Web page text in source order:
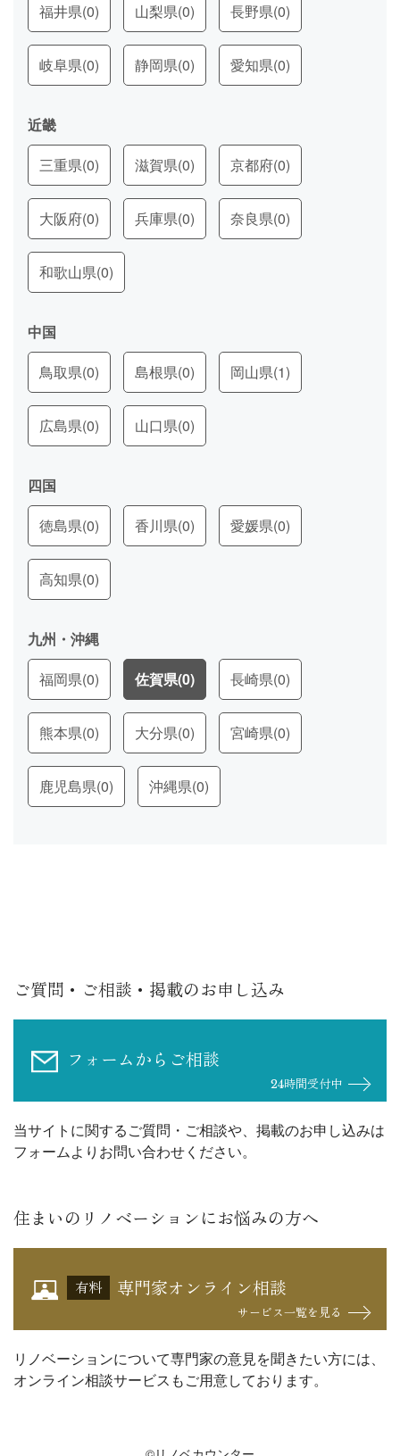
福井県(0) 山梨県(0) 長野県(0)
岐阜県(0) 静岡県(0) 愛知県(0)
近畿
三重県(0) 滋賀県(0) 京都府(0)
大阪府(0) 兵庫県(0) 奈良県(0)
和歌山県(0)
中国
鳥取県(0) 島根県(0) 岡山県(1)
広島県(0) 山口県(0)
四国
徳島県(0) 香川県(0) 愛媛県(0)
高知県(0)
九州・沖縄
福岡県(0) 佐賀県(0) 長崎県(0)
熊本県(0) 大分県(0) 宮崎県(0)
鹿児島県(0) 沖縄県(0)
ご質問・ご相談・掲載のお申し込み
フォームからご相談
24時間受付中
当サイトに関するご質問・ご相談や、掲載のお申し込みは
フォームよりお問い合わせください。
住まいのリノベーションにお悩みの方へ
有料 専門家オンライン相談
サービス一覧を見る
リノベーションについて専門家の意見を聞きたい方には、
オンライン相談サービスもご用意しております。